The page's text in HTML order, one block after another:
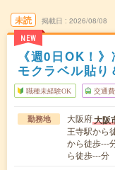
未読
NEW
掲載日 2026/08/08
《週0日OK！
モクラベル貼
職種未経験OK 交通
勤務地 大阪府大阪
王寺駅から
から徒歩---
ら徒歩---分